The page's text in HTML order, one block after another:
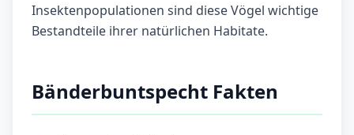
Insektenpopulationen sind diese Vögel wichtige
Bestandteile ihrer natürlichen Habitate.
Bänderbuntspecht Fakten